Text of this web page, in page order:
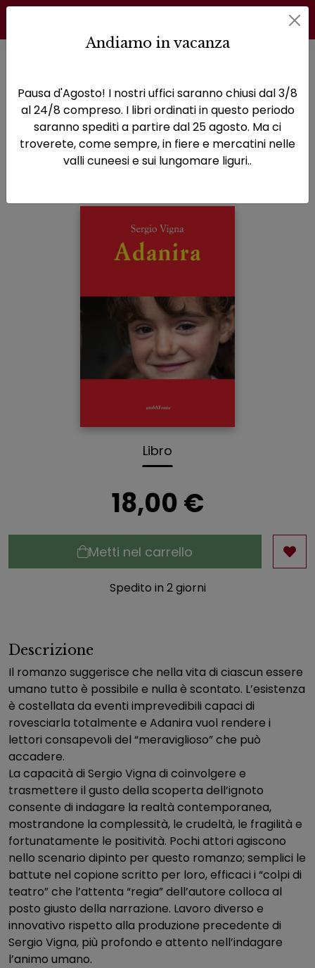
Adanira
Sottotitolo non presente
Sergio Vigna
Libro
18,00 €
Metti nel carrello
Spedito in 2 giorni
Descrizione
Il romanzo suggerisce che nella vita di ciascun essere
umano tutto è possibile e nulla è scontato. L’esistenza
è costellata da eventi imprevedibili capaci di
rovesciarla totalmente e Adanira vuol rendere i
lettori consapevoli del “meraviglioso” che può
accadere.
La capacità di Sergio Vigna di coinvolgere e
trasmettere il gusto della scoperta dell’ignoto
consente di indagare la realtà contemporanea,
mostrandone la complessità, le crudeltà, le fragilità e
fortunatamente le positività. Pochi attori agiscono
nello scenario dipinto per questo romanzo; semplici le
battute nel copione scritto per loro, efficaci i “colpi di
teatro” che l’attenta “regia” dell’autore colloca al
posto giusto della narrazione. Lavoro diverso e
innovativo rispetto alla produzione precedente di
Sergio Vigna, più profondo e attento nell’indagare
l’animo umano.
Andiamo in vacanza
Pausa d'Agosto! I nostri uffici saranno chiusi dal 3/8
al 24/8 compreso. I libri ordinati in questo periodo
saranno spediti a partire dal 25 agosto. Ma ci
troverete, come sempre, in fiere e mercatini nelle
valli cuneesi e sui lungomare liguri..